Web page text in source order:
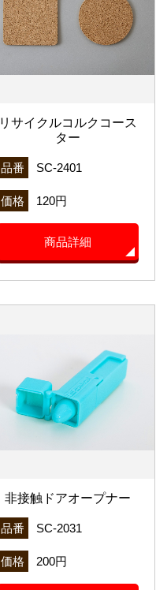
リサイクルコルクコース
ター
品番 SC-2401
価格 120円
商品詳細
非接触ドアオープナー
品番 SC-2031
価格 200円